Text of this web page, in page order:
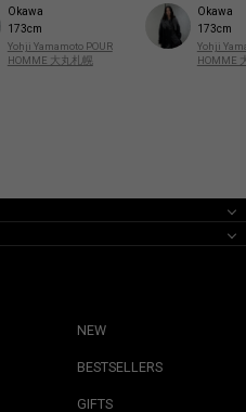
Okawa
173cm
Yohji Yamamoto POUR
HOMME 大丸札幌
Okawa
173cm
Yohji
HOMME
NEW
BESTSELLERS
GIFTS